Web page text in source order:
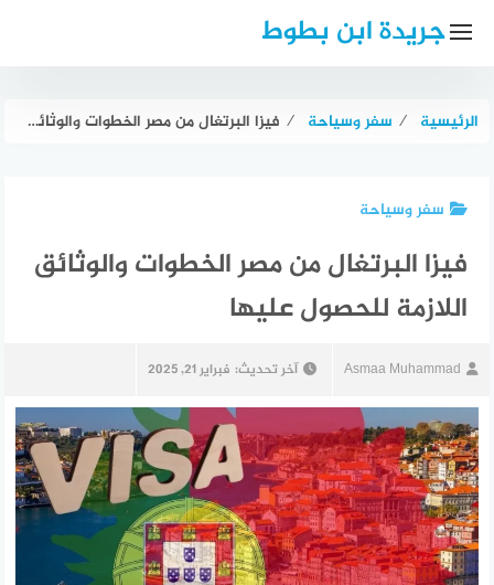
جريدة ابن بطوط
الرئيسية ⁄ سفر وسياحة ⁄ فيزا البرتغال من مصر الخطوات والوثائق اللازمة للحصول عليها
سفر وسياحة
فيزا البرتغال من مصر الخطوات والوثائق
اللازمة للحصول عليها
Asmaa Muhammad آخر تحديث: فبراير 21, 2025